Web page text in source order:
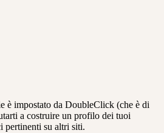
è impostato da DoubleClick (che è di
a costruire un profilo dei tuoi
pertinenti su altri siti.